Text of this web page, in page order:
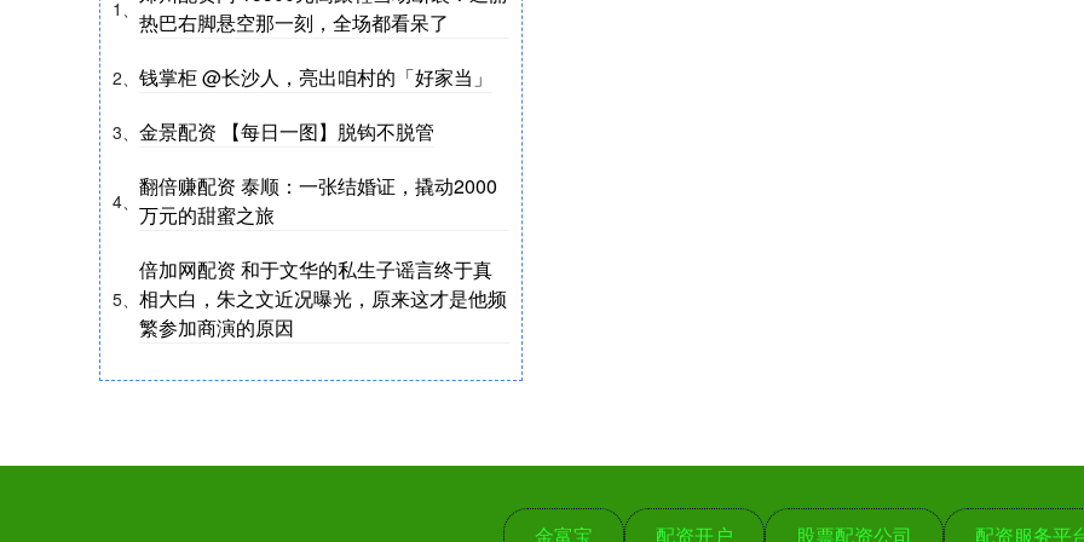
1、 热巴右脚悬空那一刻，全场都看呆了
2、 钱掌柜 @长沙人，亮出咱村的「好家当」
3、 金景配资 【每日一图】脱钩不脱管
4、
翻倍赚配资 泰顺：一张结婚证，撬动2000
万元的甜蜜之旅
5、
倍加网配资 和于文华的私生子谣言终于真
相大白，朱之文近况曝光，原来这才是他频
繁参加商演的原因
金富宝 配资开户 股票配资公司 配资服务平